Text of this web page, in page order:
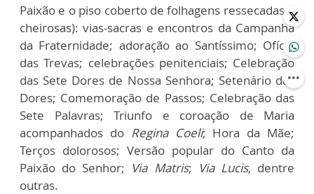
Paixão e o piso coberto de folhagens ressecadas e
cheirosas): vias-sacras e encontros da Campanha
da Fraternidade; adoração ao Santíssimo; Ofício
das Trevas; celebrações penitenciais; Celebração
das Sete Dores de Nossa Senhora; Setenário das
Dores; Comemoração de Passos; Celebração das
Sete Palavras; Triunfo e coroação de Maria
acompanhados do Regina Coeli; Hora da Mãe;
Terços dolorosos; Versão popular do Canto da
Paixão do Senhor; Via Matris; Via Lucis, dentre
outras.